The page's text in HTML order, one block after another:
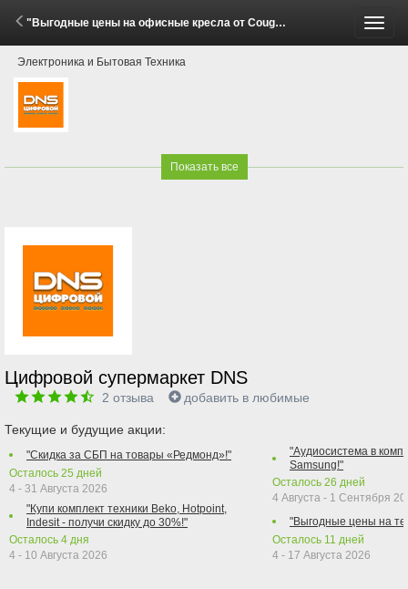
"Выгодные цены на офисные кресла от Cougar!" (29 Мая - 15 Июня 2026)
Электроника и Бытовая Техника
Показать все
Цифровой супермаркет DNS
2 отзыва добавить в любимые
Текущие и будущие акции:
"Скидка за СБП на товары «Редмонд»!"
Осталось 25 дней
4 - 31 Августа 2026
"Купи комплект техники Beko, Hotpoint,
Indesit - получи скидку до 30%!"
Осталось 4 дня
4 - 10 Августа 2026
"Аудиосистема в
Samsung!"
Осталось 26 дней
4 Августа - 1 Сентября
"Выгодные цены на
Осталось 11 дней
4 - 17 Августа 2026